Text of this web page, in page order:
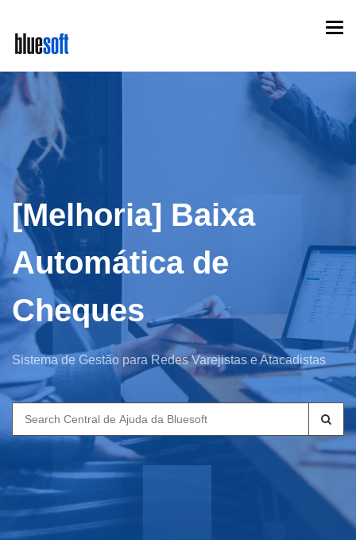
main
content
[Melhoria] Baixa
Automática de
Cheques
Sistema de Gestão para Redes Varejistas e Atacadistas
Search
for: